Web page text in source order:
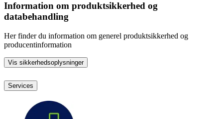
Information om produktsikkerhed og
databehandling
Her finder du information om generel produktsikkerhed og
producentinformation
Vis sikkerhedsoplysninger
Services